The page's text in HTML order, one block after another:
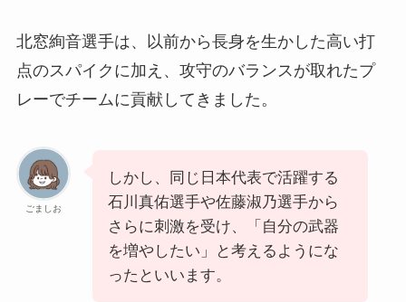
北窓絢音選手は、以前から長身を生かした高い打
点のスパイクに加え、攻守のバランスが取れたプ
レーでチームに貢献してきました。
ごましお
しかし、同じ日本代表で活躍する
石川真佑選手や佐藤淑乃選手から
さらに刺激を受け、「自分の武器
を増やしたい」と考えるようにな
ったといいます。